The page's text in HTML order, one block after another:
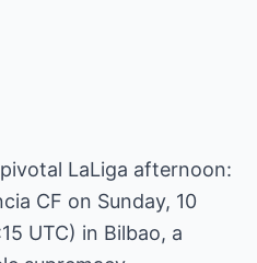
LaLiga afternoon:
CF on Sunday, 10
UTC) in Bilbao, a